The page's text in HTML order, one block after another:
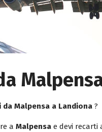
da Malpensa a Landiona ?
a Malpensa e devi recarti